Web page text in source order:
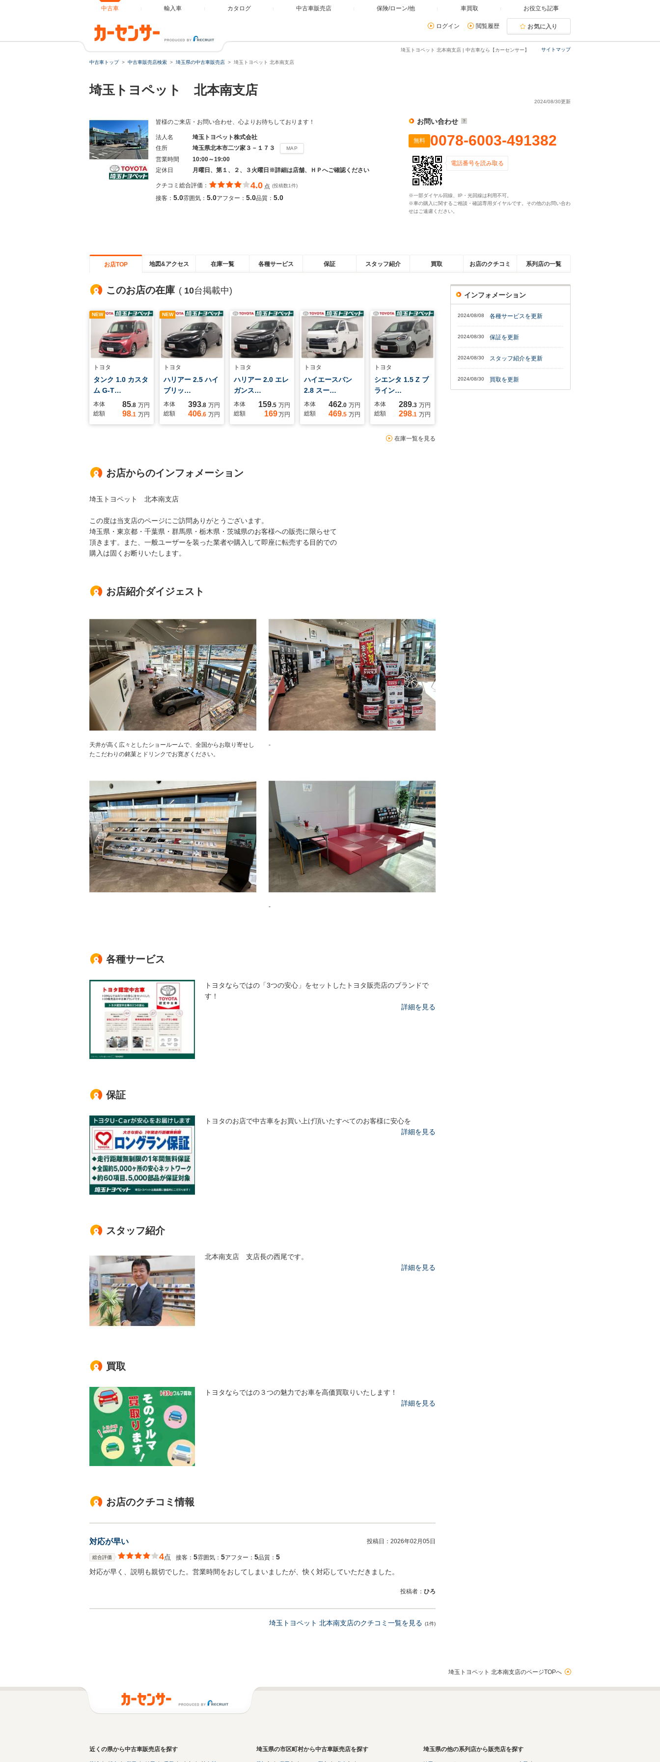
中古車 輸入車 カタログ 中古車販売店 保険/ローン/他 車買取 お役立ち記事
ログイン 閲覧履歴 お気に入り
サイトマップ
埼玉トヨペット 北本南支店 | 中古車なら【カーセンサー】
中古車トップ 中古車販売店検索 埼玉県の中古車販売店 埼玉トヨペット 北本南支店
埼玉トヨペット 北本南支店
2024/08/30更新
皆様のご来店・お問い合わせ、心よりお待ちしております！
法人名
埼玉トヨペット株式会社
住所
埼玉県北本市二ツ家３－１７３ MAP
営業時間
10:00～19:00
定休日
月曜日、第１、２、３火曜日※詳細は店舗、ＨＰへご確認ください
クチコミ総合評価： 4.0 点 (投稿数1件)
接客： 5.0雰囲気： 5.0アフター： 5.0品質： 5.0
お問い合わせ
無料 0078-6003-491382
電話番号を読み取る
※一部ダイヤル回線、IP・光回線は利用不可。
※車の購入に関するご相談・確認専用ダイヤルです。その他のお問い合わ
せはご遠慮ください。
お店TOP 地図&アクセス 在庫一覧 各種サービス 保証 スタッフ紹介 買取 お店のクチコミ 系列店の一覧
このお店の在庫 ( 10台掲載中)
NEW
トヨタ
タンク 1.0 カスタ
ム G-T…
本体 85.8 万円
総額
98.1 万円
NEW
トヨタ
ハリアー 2.5 ハイ
ブリッ…
本体 393.8 万円
総額
406.6 万円
トヨタ
ハリアー 2.0 エレ
ガンス…
本体 159.5 万円
総額
169万円
トヨタ
ハイエースバン
2.8 スー…
本体 462.0 万円
総額
469.5 万円
トヨタ
シエンタ 1.5 Z ブ
ライン…
本体 289.3 万円
総額
298.1 万円
在庫一覧を見る
お店からのインフォメーション
埼玉トヨペット 北本南支店
この度は当支店のページにご訪問ありがとうございます。
埼玉県・東京都・千葉県・群馬県・栃木県・茨城県のお客様への販売に限らせて
頂きます。また、一般ユーザーを装った業者や購入して即座に転売する目的での
購入は固くお断りいたします。
お店紹介ダイジェスト
天井が高く広々としたショールームで、全国からお取り寄せし
たこだわりの銘菓とドリンクでお寛ぎください。
-
-
各種サービス
トヨタならではの「3つの安心」をセットしたトヨタ販売店のブランドで
す！
詳細を見る
保証
トヨタのお店で中古車をお買い上げ頂いたすべてのお客様に安心を
詳細を見る
スタッフ紹介
北本南支店 支店長の西尾です。
詳細を見る
買取
トヨタならではの３つの魅力でお車を高価買取りいたします！
詳細を見る
お店のクチコミ情報
対応が早い 投稿日： 2026年02月05日
総合評価 4点 接客： 5雰囲気： 5アフター： 5品質： 5
対応が早く、説明も親切でした。営業時間をおしてしまいましたが、快く対応していただきました。
投稿者： ひろ
埼玉トヨペット 北本南支店のクチコミ一覧を見る (1件)
インフォメーション
2024/08/08 各種サービスを更新
2024/08/30 保証を更新
2024/08/30 スタッフ紹介を更新
2024/08/30 買取を更新
埼玉トヨペット 北本南支店のページTOPへ
近くの県から中古車販売店を探す 埼玉県の市区町村から中古車販売店を探す 埼玉県の他の系列店から販売店を探す